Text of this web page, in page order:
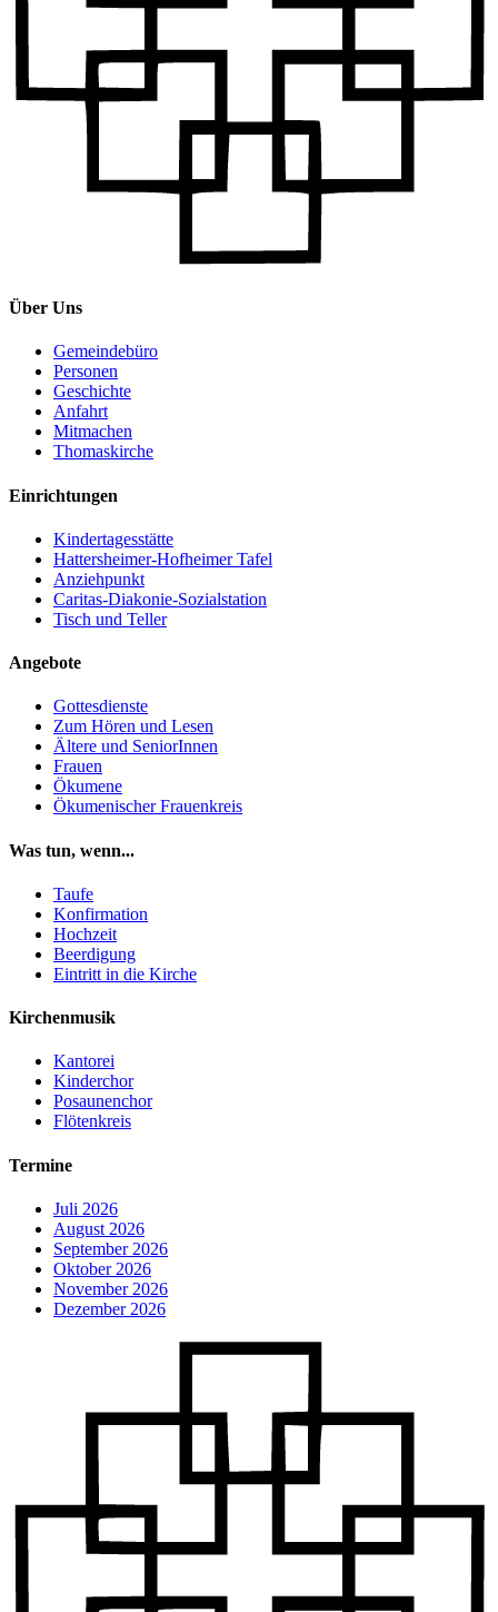
Über Uns
Gemeindebüro
Personen
Geschichte
Anfahrt
Mitmachen
Thomaskirche
Einrichtungen
Kindertagesstätte
Hattersheimer-Hofheimer Tafel
Anziehpunkt
Caritas-Diakonie-Sozialstation
Tisch und Teller
Angebote
Gottesdienste
Zum Hören und Lesen
Ältere und SeniorInnen
Frauen
Ökumene
Ökumenischer Frauenkreis
Was tun, wenn...
Taufe
Konfirmation
Hochzeit
Beerdigung
Eintritt in die Kirche
Kirchenmusik
Kantorei
Kinderchor
Posaunenchor
Flötenkreis
Termine
Juli 2026
August 2026
September 2026
Oktober 2026
November 2026
Dezember 2026